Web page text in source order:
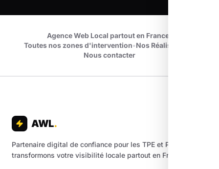
Agence Web Local partout en France
Toutes nos zones d'intervention•Nos Réalisations
Nous contacter
AWL.
Partenaire digital de confiance pour les TPE et PME. Nous
transformons votre visibilité locale partout en France.